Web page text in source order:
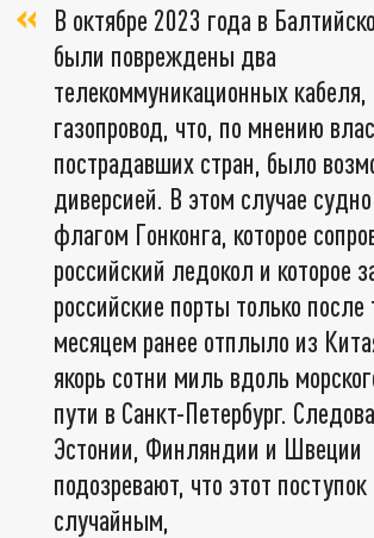
В октябре 2023 года в
были повреждены два
телекоммуникационных кабеля,
газопровод, что, по мнению
пострадавших стран, было
диверсией. В этом случае
флагом Гонконга, которое
российский ледокол и которое
российские порты только после
месяцем ранее отплыло из
якорь сотни миль вдоль
пути в Санкт-Петербург.
Эстонии, Финляндии и Швеции
подозревают, что этот
случайным,